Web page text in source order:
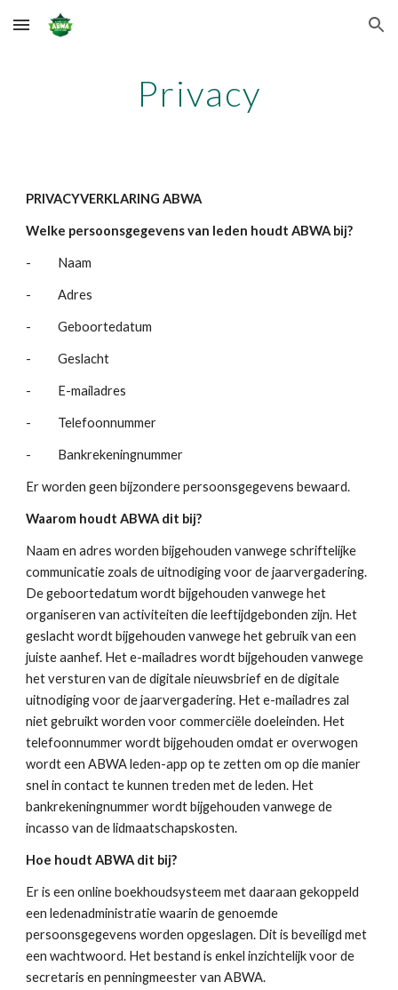
Skip to main content Skip to navigation
Privacy
PRIVACYVERKLARING ABWA
Welke persoonsgegevens van leden houdt ABWA bij?
-          Naam
-          Adres
-          Geboortedatum
-          Geslacht
-          E-mailadres
-          Telefoonnummer
-          Bankrekeningnummer
Er worden geen bijzondere persoonsgegevens bewaard.
Waarom houdt ABWA dit bij?
Naam en adres worden bijgehouden vanwege schriftelijke
communicatie zoals de uitnodiging voor de jaarvergadering.
De geboortedatum wordt bijgehouden vanwege het
organiseren van activiteiten die leeftijdgebonden zijn. Het
geslacht wordt bijgehouden vanwege het gebruik van een
juiste aanhef. Het e-mailadres wordt bijgehouden vanwege
het versturen van de digitale nieuwsbrief en de digitale
uitnodiging voor de jaarvergadering. Het e-mailadres zal
niet gebruikt worden voor commerciële doeleinden. Het
telefoonnummer wordt bijgehouden omdat er overwogen
wordt een ABWA leden-app op te zetten om op die manier
snel in contact te kunnen treden met de leden. Het
bankrekeningnummer wordt bijgehouden vanwege de
incasso van de lidmaatschapskosten.
Hoe houdt ABWA dit bij?
Er is een online boekhoudsysteem met daaraan gekoppeld
een ledenadministratie waarin de genoemde
persoonsgegevens worden opgeslagen. Dit is beveiligd met
een wachtwoord. Het bestand is enkel inzichtelijk voor de
secretaris en penningmeester van ABWA.